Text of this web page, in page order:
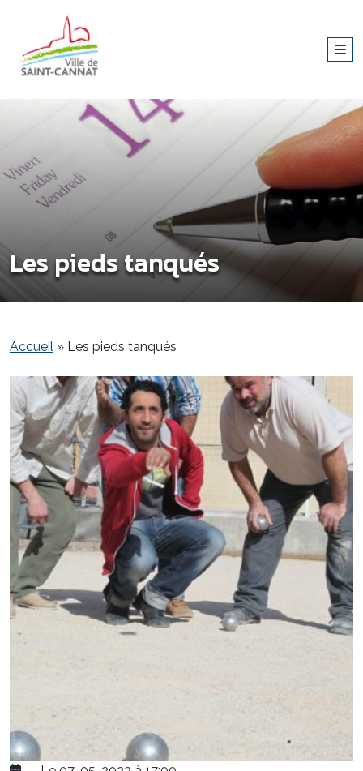
Les pieds tanqués
Accueil » Les pieds tanqués